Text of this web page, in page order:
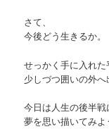
さて、
今後どう生きるか。
せっかく手に入れ
少しづつ囲いの外へ
今日は人生の後半戦
夢を思い描いてみよ